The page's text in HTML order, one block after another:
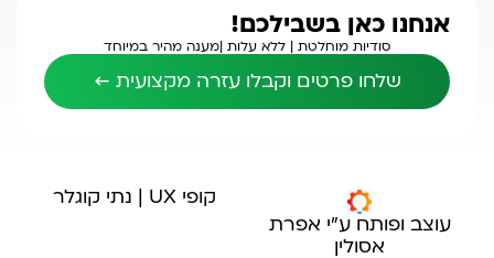
אנחנו כאן בשבילכם!
סודיות מוחלטת | ללא עלות |מענה מהיר במיוחד
שלחו פרטים וקבלו עזרה מקצועית ←
עוצב ופותח ע"י אפרת
אסולין
קופי UX | נתי קוגלר